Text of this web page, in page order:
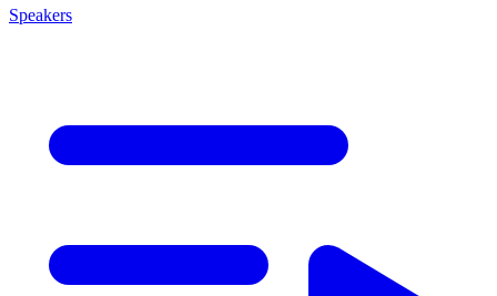
Speakers